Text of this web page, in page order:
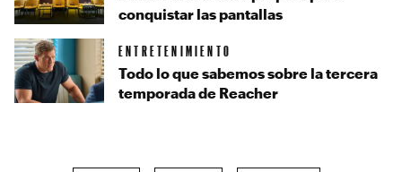
conquistar las pantallas
ENTRETENIMIENTO
Todo lo que sabemos sobre la tercera
temporada de Reacher